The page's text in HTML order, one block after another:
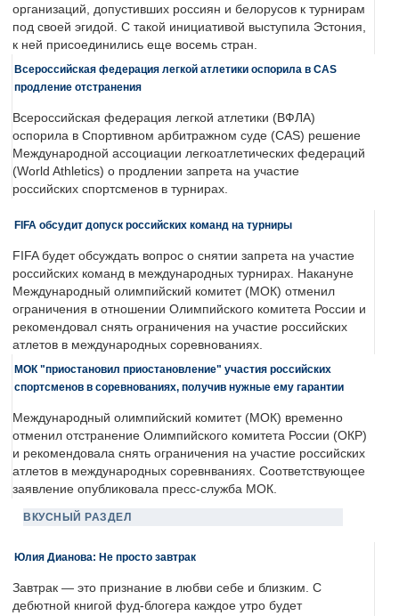
организаций, допустивших россиян и белорусов к турнирам
под своей эгидой. С такой инициативой выступила Эстония,
к ней присоединились еще восемь стран.
Всероссийская федерация легкой атлетики оспорила в CAS
продление отстранения
Всероссийская федерация легкой атлетики (ВФЛА)
оспорила в Спортивном арбитражном суде (CAS) решение
Международной ассоциации легкоатлетических федераций
(World Athletics) о продлении запрета на участие
российских спортсменов в турнирах.
FIFA обсудит допуск российских команд на турниры
FIFA будет обсуждать вопрос о снятии запрета на участие
российских команд в международных турнирах. Накануне
Международный олимпийский комитет (МОК) отменил
ограничения в отношении Олимпийского комитета России и
рекомендовал снять ограничения на участие российских
атлетов в международных соревнованиях.
МОК "приостановил приостановление" участия российских
спортсменов в соревнованиях, получив нужные ему гарантии
Международный олимпийский комитет (МОК) временно
отменил отстранение Олимпийского комитета России (ОКР)
и рекомендовала снять ограничения на участие российских
атлетов в международных соревнваниях. Соответствующее
заявление опубликовала пресс-служба МОК.
ВКУСНЫЙ РАЗДЕЛ
Юлия Дианова: Не просто завтрак
Завтрак — это признание в любви себе и близким. С
дебютной книгой фуд-блогера каждое утро будет